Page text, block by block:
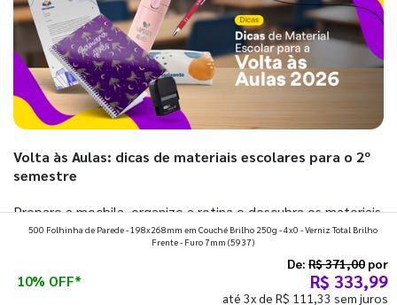
Volta às Aulas: dicas de materiais escolares para o 2º
semestre
Prepare a mochila, organize a rotina e descubra os materiais
que fazem toda diferença para começar o segundo
500 Folhinha de Parede - 198x268mm em Couché Brilho 250g - 4x0 - Verniz Total Brilho
Frente - Furo 7mm (5937)
10% OFF*
De: R$ 371,00 por
R$ 333,99
até 3x de R$ 111,33 sem juros